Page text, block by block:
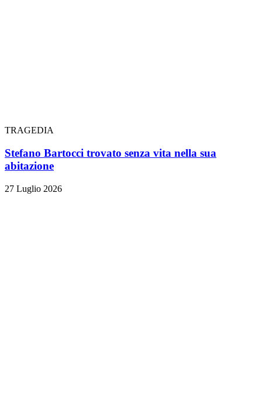
TRAGEDIA
Stefano Bartocci trovato senza vita nella sua
abitazione
27 Luglio 2026